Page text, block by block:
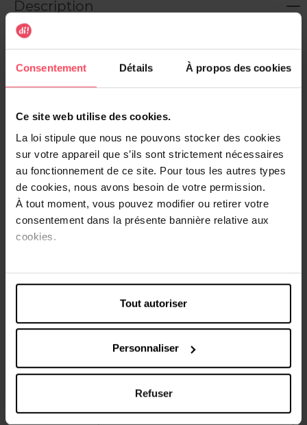
Consentement Détails À propos des cookies
Ce site web utilise des cookies.
La loi stipule que nous ne pouvons stocker des cookies
sur votre appareil que s’ils sont strictement nécessaires
au fonctionnement de ce site. Pour tous les autres types
de cookies, nous avons besoin de votre permission.
À tout moment, vous pouvez modifier ou retirer votre
consentement dans la présente bannière relative aux
cookies.
Tout autoriser
Personnaliser
Refuser
Description
Découvrez le nouveau masque tissu réparateur 2 millions
de fractions de probiotiques de Garnier. Il diffuse 2
millions de fractions de probiotiques pour visiblement
l'hydrate en profondeur et lui redonne de l'éclat. Après
une semaine d'utilisation, la peau paraît plus réparée.
L’Application:
1. Dépliez le masque. Appliquez-le soigneusement sur le
visage préalablement nettoyé.
2. Laissez poser 15 minutes puis retirez le masque.
3. Massez en douceur l’excédent, appliquez-le sur votre
cou, ou retirez-le à l'aide d'un coton.
Conseils d'utilisation
1. Dépliez le masque. Appliquez-le soigneusement sur le
2. Laissez poser 15 minutes puis retirez le masque.
3. Massez en douceur l’excédent, appliquez-le sur votre
Caractéristiques